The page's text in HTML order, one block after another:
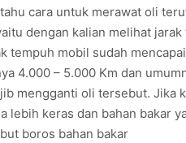
cara untuk merawat oli
dengan kalian melihat
tempuh mobil sudah
4.000 – 5.000 Km dan
mengganti oli tersebut. Jika
lebih keras dan bahan bakar
boros bahan bakar